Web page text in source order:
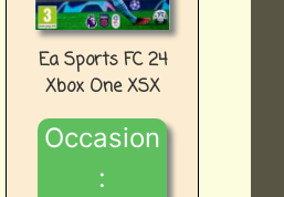
Ea Sports FC 24
Xbox One XSX
Occasion
: